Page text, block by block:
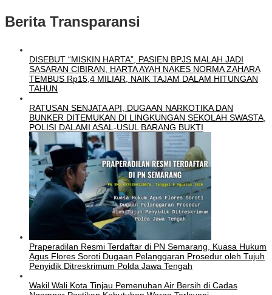
Berita Transparansi
DISEBUT “MISKIN HARTA”, PASIEN BPJS MALAH JADI
SASARAN CIBIRAN, HARTA AYAH NAKES NORMA ZAHARA
TEMBUS Rp15,4 MILIAR, NAIK TAJAM DALAM HITUNGAN
TAHUN
RATUSAN SENJATA API, DUGAAN NARKOTIKA DAN
BUNKER DITEMUKAN DI LINGKUNGAN SEKOLAH SWASTA,
POLISI DALAMI ASAL-USUL BARANG BUKTI
Praperadilan Resmi Terdaftar di PN Semarang, Kuasa Hukum
Agus Flores Soroti Dugaan Pelanggaran Prosedur oleh Tujuh
Penyidik Ditreskrimum Polda Jawa Tengah
Wakil Wali Kota Tinjau Pemenuhan Air Bersih di Cadas